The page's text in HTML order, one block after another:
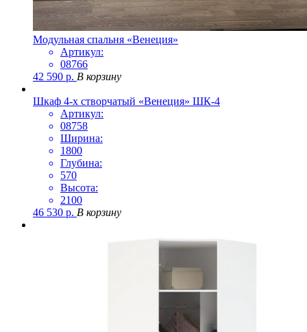
Модульная спальня «Венеция»
Артикул:
08766
42 590 р. В корзину
Шкаф 4-х створчатый «Венеция» ШК-4
Артикул:
08758
Ширина:
1800
Глубина:
570
Высота:
2100
46 530 р. В корзину